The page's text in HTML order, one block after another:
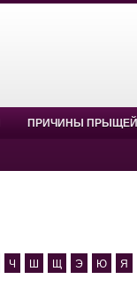
ПРИЧИНЫ ПРЫЩЕЙ
Ч Ш Щ Э Ю Я